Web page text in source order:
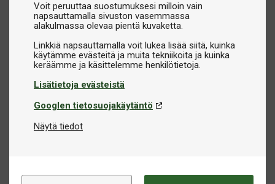
Voit peruuttaa suostumuksesi milloin vain
napsauttamalla sivuston vasemmassa
alakulmassa olevaa pientä kuvaketta.
Linkkiä napsauttamalla voit lukea lisää siitä, kuinka
käytämme evästeitä ja muita tekniikoita ja kuinka
Lisätietoja evästeistä
Googlen tietosuojakäytäntö
Näytä tiedot